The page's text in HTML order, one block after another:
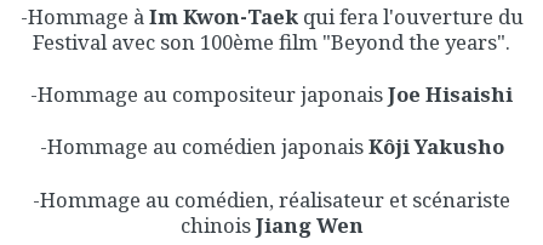
-Hommage àIm Kwon-Taekqui fera l'ouverture du
Festival avec son 100ème film "Beyond the years".
-Hommage au compositeur japonaisJoe Hisaishi
-Hommage au comédien japonaisKôji Yakusho
-Hommage au comédien, réalisateur et scénariste
chinoisJiang Wen